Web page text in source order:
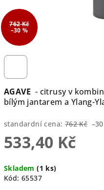
AGAVE - citrusy v
bílým jantarem a Ylang-
standardní cena: 762 Kč
533,40 Kč
cena:
Skladem(1 ks)
Kód: 65537
762 Kč
–30 %